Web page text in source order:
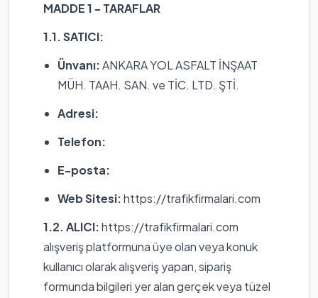
MADDE 1 - TARAFLAR
1.1. SATICI:
Ünvanı:ANKARA YOL ASFALT İNŞAAT
MÜH. TAAH. SAN. ve TİC. LTD. ŞTİ.
Adresi:
Telefon:
E-posta:
Web Sitesi:https://trafikfirmalari.com
1.2. ALICI:https://trafikfirmalari.com
alışveriş platformuna üye olan veya konuk
kullanıcı olarak alışveriş yapan, sipariş
formunda bilgileri yer alan gerçek veya tüzel